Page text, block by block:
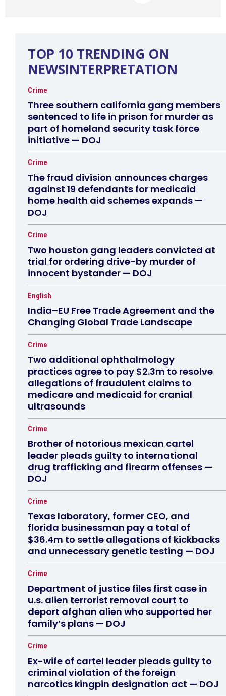
TOP 10 TRENDING ON
NEWSINTERPRETATION
Crime
Three southern california gang members
sentenced to life in prison for murder as
part of homeland security task force
initiative — DOJ
Crime
The fraud division announces charges
against 19 defendants for medicaid
home health aid schemes expands —
DOJ
Crime
Two houston gang leaders convicted at
trial for ordering drive-by murder of
innocent bystander — DOJ
English
India–EU Free Trade Agreement and the
Changing Global Trade Landscape
Crime
Two additional ophthalmology
practices agree to pay $2.3m to resolve
allegations of fraudulent claims to
medicare and medicaid for cranial
ultrasounds
Crime
Brother of notorious mexican cartel
leader pleads guilty to international
drug trafficking and firearm offenses —
DOJ
Crime
Texas laboratory, former CEO, and
florida businessman pay a total of
$36.4m to settle allegations of kickbacks
and unnecessary genetic testing — DOJ
Crime
Department of justice files first case in
u.s. alien terrorist removal court to
deport afghan alien who supported her
family’s plans — DOJ
Crime
Ex-wife of cartel leader pleads guilty to
criminal violation of the foreign
narcotics kingpin designation act — DOJ